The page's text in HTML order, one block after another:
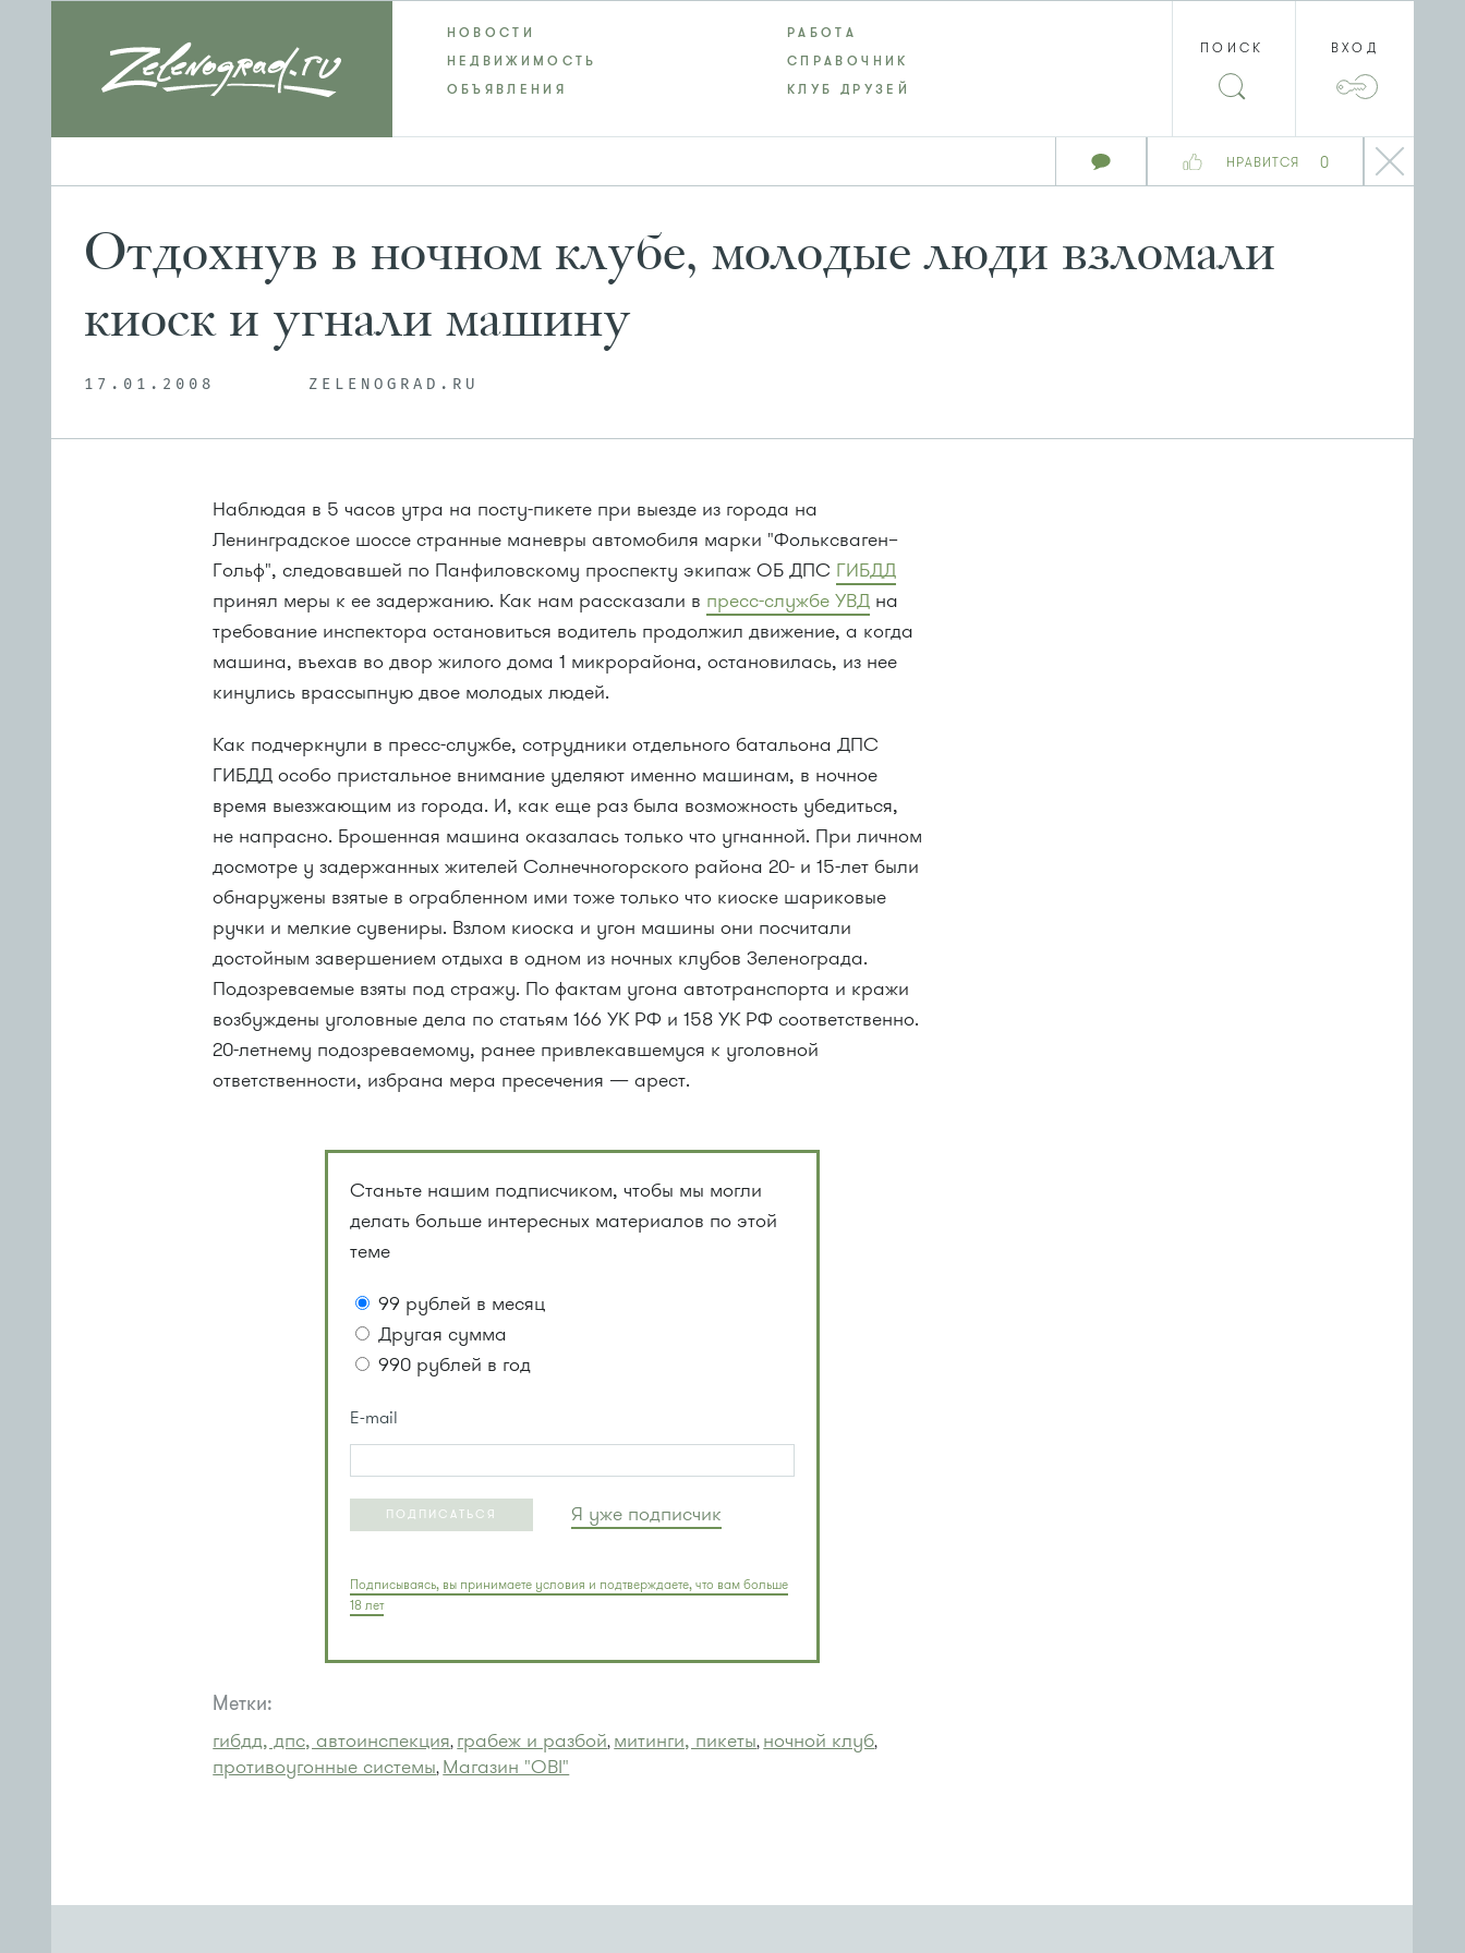
НРАВИТСЯ 0
НОВОСТИ
РАБОТА
НЕДВИЖИМОСТЬ
СПРАВОЧНИК
ОБЪЯВЛЕНИЯ
КЛУБ ДРУЗЕЙ
ПОИСК ВХОД
Отдохнув в ночном клубе, молодые люди взломали
киоск и угнали машину
17.01.2008 ZELENOGRAD.RU
Наблюдая в 5 часов утра на посту-пикете при выезде из города на
Ленинградское шоссе странные маневры автомобиля марки "Фольксваген–
Гольф", следовавшей по Панфиловскому проспекту экипаж ОБ ДПС ГИБДД
принял меры к ее задержанию. Как нам рассказали в пресс-службе УВД на
требование инспектора остановиться водитель продолжил движение, а когда
машина, въехав во двор жилого дома 1 микрорайона, остановилась, из нее
кинулись врассыпную двое молодых людей.
Как подчеркнули в пресс-службе, сотрудники отдельного батальона ДПС
ГИБДД особо пристальное внимание уделяют именно машинам, в ночное
время выезжающим из города. И, как еще раз была возможность убедиться,
не напрасно. Брошенная машина оказалась только что угнанной. При личном
досмотре у задержанных жителей Солнечногорского района 20- и 15-лет были
обнаружены взятые в ограбленном ими тоже только что киоске шариковые
ручки и мелкие сувениры. Взлом киоска и угон машины они посчитали
достойным завершением отдыха в одном из ночных клубов Зеленограда.
Подозреваемые взяты под стражу. По фактам угона автотранспорта и кражи
возбуждены уголовные дела по статьям 166 УК РФ и 158 УК РФ соответственно.
20-летнему подозреваемому, ранее привлекавшемуся к уголовной
ответственности, избрана мера пресечения — арест.
Станьте нашим подписчиком, чтобы мы могли
делать больше интересных материалов по этой
теме
99 рублей в месяц
Другая сумма
990 рублей в год
E-mail
ПОДПИСАТЬСЯ Я уже подписчик
Подписываясь, вы принимаете условия и подтверждаете, что вам больше
18 лет
Метки:
гибдд, дпс, автоинспекция, грабеж и разбой, митинги, пикеты, ночной клуб,
противоугонные системы, Магазин "OBI"